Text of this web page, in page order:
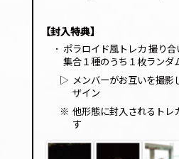
【封入特典】
･ ポラロイド風トレカ 撮り
集合１種のうち１枚ランダ
▷ メンバーがお互いを撮影
ザイン
※ 他形態に封入されるトレ
す